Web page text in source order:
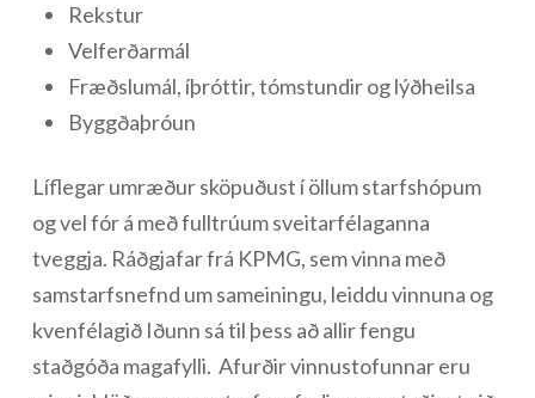
Rekstur
Velferðarmál
Fræðslumál, íþróttir, tómstundir og lýðheilsa
Byggðaþróun
Líflegar umræður sköpuðust í öllum starfshópum
og vel fór á með fulltrúum sveitarfélaganna
tveggja. Ráðgjafar frá KPMG, sem vinna með
samstarfsnefnd um sameiningu, leiddu vinnuna og
kvenfélagið Iðunn sá til þess að allir fengu
staðgóða magafylli. Afurðir vinnustofunnar eru